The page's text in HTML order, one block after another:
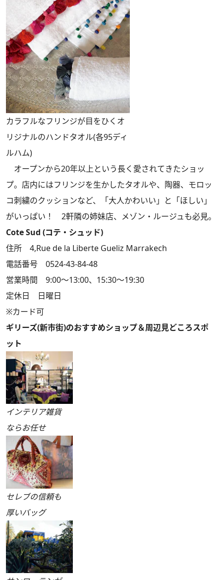
カラフルなフリンジが目をひくオ
リジナルのハンドタオル(各95ディ
ルハム)
オープンから20年以上という長く愛されてきたショッ
プ。店内にはフリンジを生かしたタオルや、陶器、モロッ
コ刺繍のクッションなど、「大人かわいい」と「ほしい」
がいっぱい！ 2軒隣の姉妹店、メゾン・ルージュも必見。
Cote Sud (コテ・シュッド)
住所 4,Rue de la Liberte Gueliz Marrakech
電話番号 0524-43-84-48
営業時間 9:00～13:00、15:30～19:30
定休日 日曜日
※カード可
ギリーズ(新市街)のおすすめショップ＆周辺見どころスポ
ット
インテリア雑貨
ならお任せ
セレブの信頼も
厚いバッグ